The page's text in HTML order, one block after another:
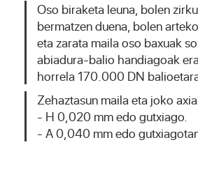
Oso biraketa leuna, bolen
bermatzen duena, bolen
eta zarata maila oso baxuak
abiadura-balio handiagoak
horrela 170.000 DN
Zehaztasun maila eta joko
- H 0,020 mm edo gutxiago.
- A 0,040 mm edo